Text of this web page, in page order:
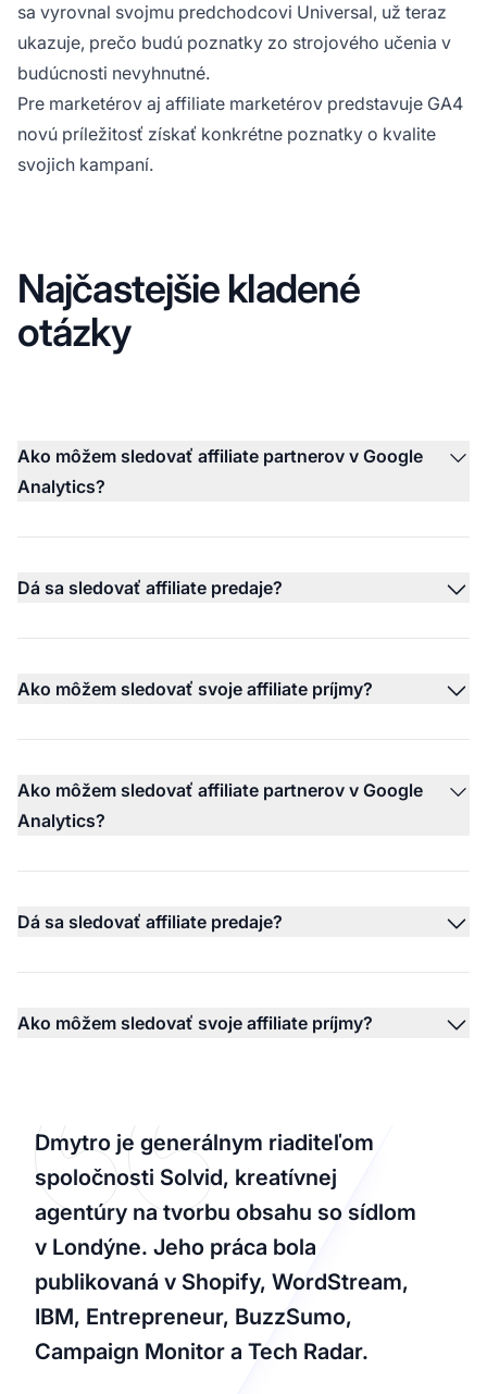
sa vyrovnal svojmu predchodcovi Universal, už teraz
ukazuje, prečo budú poznatky zo strojového učenia v
budúcnosti nevyhnutné.
Pre marketérov aj affiliate marketérov predstavuje GA4
novú príležitosť získať konkrétne poznatky o kvalite
svojich kampaní.
Najčastejšie kladené
otázky
Ako môžem sledovať affiliate partnerov v Google
Analytics?
Dá sa sledovať affiliate predaje?
Ako môžem sledovať svoje affiliate príjmy?
Ako môžem sledovať affiliate partnerov v Google
Analytics?
Dá sa sledovať affiliate predaje?
Ako môžem sledovať svoje affiliate príjmy?
Dmytro je generálnym riaditeľom
spoločnosti Solvid, kreatívnej
agentúry na tvorbu obsahu so sídlom
v Londýne. Jeho práca bola
publikovaná v Shopify, WordStream,
IBM, Entrepreneur, BuzzSumo,
Campaign Monitor a Tech Radar.